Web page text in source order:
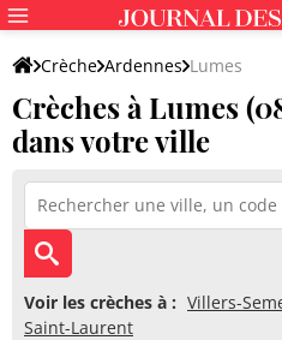
Crèche Ardennes Lumes
Crèches à Lumes
dans votre ville
Voir les crèches à : Villers-
Saint-Laurent